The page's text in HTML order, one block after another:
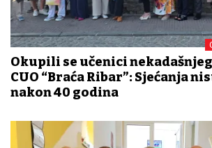
Okupili se učenici
CUO “Braća Ribar”: Sjećanja
nakon 40 godina